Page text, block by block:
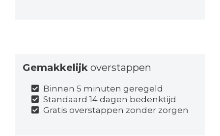
Gemakkelijkoverstappen
Binnen 5 minuten geregeld
Standaard 14 dagen bedenktijd
Gratis overstappen zonder zorgen